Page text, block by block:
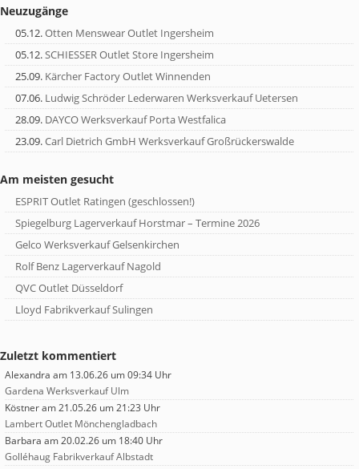
Neuzugänge
05.12.Otten Menswear Outlet Ingersheim
05.12.SCHIESSER Outlet Store Ingersheim
25.09. Kärcher Factory Outlet Winnenden
07.06. Ludwig Schröder Lederwaren Werksverkauf Uetersen
28.09. DAYCO Werksverkauf Porta Westfalica
23.09.Carl Dietrich GmbH Werksverkauf Großrückerswalde
Am meisten gesucht
ESPRIT Outlet Ratingen (geschlossen!)
Spiegelburg Lagerverkauf Horstmar – Termine 2026
Gelco Werksverkauf Gelsenkirchen
Rolf Benz Lagerverkauf Nagold
QVC Outlet Düsseldorf
Lloyd Fabrikverkauf Sulingen
Zuletzt kommentiert
Alexandra am 13.06.26 um 09:34 Uhr
Gardena Werksverkauf Ulm
Köstneram 21.05.26 um 21:23 Uhr
Lambert Outlet Mönchengladbach
Barbara am 20.02.26 um 18:40 Uhr
Golléhaug Fabrikverkauf Albstadt